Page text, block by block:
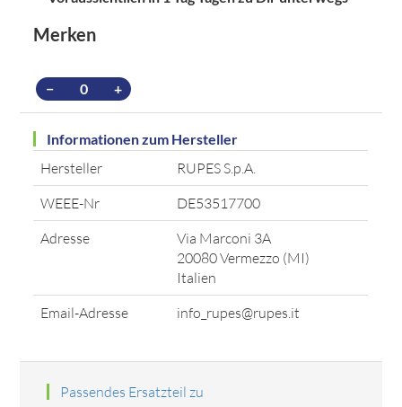
Merken
− +
Informationen zum Hersteller
Hersteller
RUPES S.p.A.
WEEE-Nr
DE53517700
Adresse
Via Marconi 3A
20080 Vermezzo (MI)
Italien
Email-Adresse
info_rupes@rupes.it
Passendes Ersatzteil zu